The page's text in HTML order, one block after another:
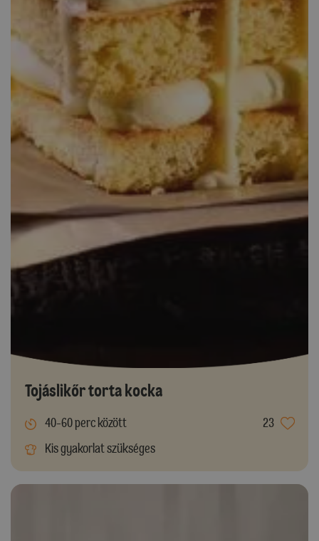
Tojáslikőr torta kocka
40-60 perc között
23
Kis gyakorlat szükséges